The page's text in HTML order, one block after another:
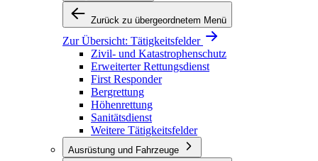
Zurück zu übergeordnetem Menü
Zur Übersicht: Tätigkeitsfelder
Zivil- und Katastrophenschutz
Erweiterter Rettungsdienst
First Responder
Bergrettung
Höhenrettung
Sanitätsdienst
Weitere Tätigkeitsfelder
Ausrüstung und Fahrzeuge